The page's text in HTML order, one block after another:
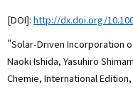
[DOI]: http://dx.doi.org/
"Solar-Driven Incorporation
Naoki Ishida, Yasuhiro
Chemie, International Edition,